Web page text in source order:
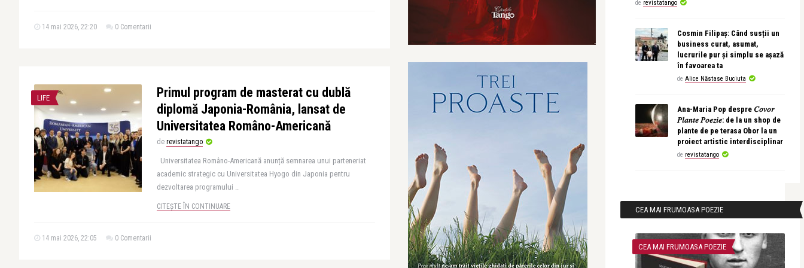
14 mai 2026, 22:20 0 Comentarii
LIFE
Primul program de masterat cu dublă
diplomă Japonia-România, lansat de
Universitatea Româno-Americană
de revistatango
Universitatea Româno-Americană anunță semnarea unui parteneriat
academic strategic cu Universitatea Hyogo din Japonia pentru
dezvoltarea programului ..
CITEȘTE ÎN CONTINUARE
14 mai 2026, 22:05 0 Comentarii
de revistatango
Cosmin Filipaș: Când susții un
business curat, asumat,
lucrurile pur și simplu se așază
în favoarea ta
de Alice Năstase Buciuta
Ana-Maria Pop despre 𝐶𝑜𝑣𝑜𝑟
𝑃𝑙𝑎𝑛𝑡𝑒 𝑃𝑜𝑒𝑧𝑖𝑒: de la un shop de
plante de pe terasa Obor la un
proiect artistic interdisciplinar
de revistatango
CEA MAI FRUMOASA POEZIE
CEA MAI FRUMOASA POEZIE